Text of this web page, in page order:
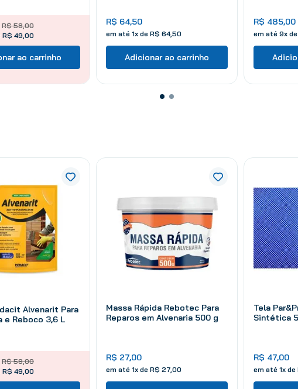
R$ 58,00
R$ 49,00
ao carrinho
R$ 64,50
em até 1x de R$ 64,50
Adicionar ao carrinho
R$ 485,00
em até 9x de
Alvenarit Para
e Reboco 3,6 L
R$ 58,00
R$ 49,00
Massa Rápida Rebotec Para
Reparos em Alvenaria 500 g
R$ 27,00
em até 1x de R$ 27 00
Tela
Sintética 5
R$ 47,00
em até 1x de